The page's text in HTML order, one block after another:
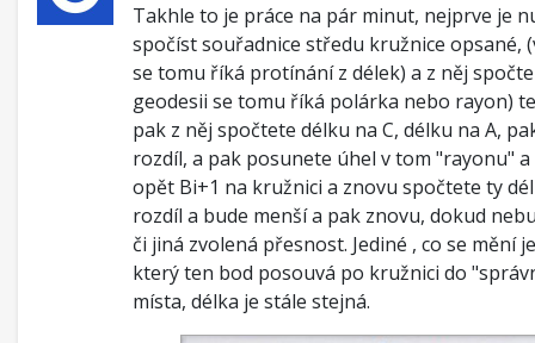
Takhle to je práce na pár minut, nejprve je
spočíst souřadnice středu kružnice opsané,
se tomu říká protínání z délek) a z něj spočte
geodesii se tomu říká polárka nebo rayon)
pak z něj spočtete délku na C, délku na A,
rozdíl, a pak posunete úhel v tom "rayonu"
opět Bi+1 na kružnici a znovu spočtete ty
rozdíl a bude menší a pak znovu, dokud
či jiná zvolená přesnost. Jediné , co se mění
který ten bod posouvá po kružnici do
místa, délka je stále stejná.